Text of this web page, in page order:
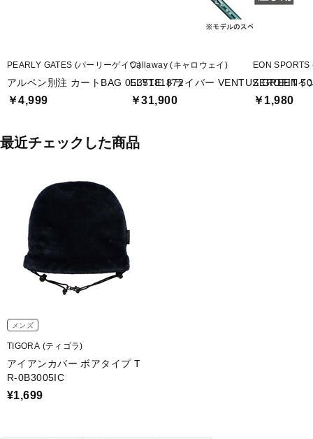
PEARLY GATES (パーリーゲイツ)
アルペン別注 カートBAG 0535181872
￥4,999
Callaway (キャロウェイ)
ELYTE ドライバー VENTUS GREEN
￥31,900
EON
ZEROFITイ
￥1,980
最近チェックした商品
メンズ
TIGORA (ティゴラ)
アイアンカバー ボアタイプ T
R-0B3005IC
¥1,699